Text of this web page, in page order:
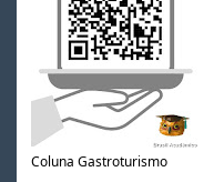
Coluna Gastroturismo